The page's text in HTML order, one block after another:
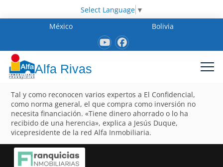
Select Language ▼
México
Bolivia
Alfa Rivas
Tal y como reconocen varios expertos a El Confidencial,
como norma general, el que compra como inversión no
necesita financiación. «Tiene dinero ahorrado o lo ha
recibido de una herencia», explica a Jesús Duque,
vicepresidente de la red Alfa Inmobiliaria.